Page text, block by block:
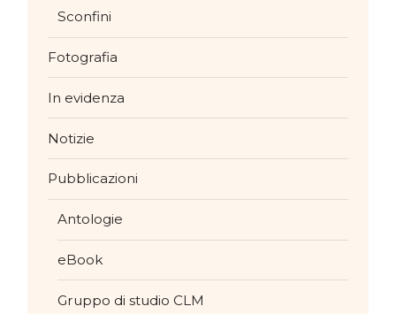
Sconfini
Fotografia
In evidenza
Notizie
Pubblicazioni
Antologie
eBook
Gruppo di studio CLM